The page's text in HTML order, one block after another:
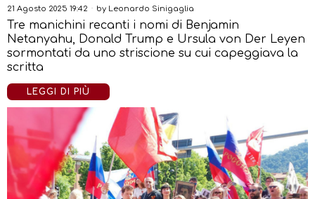
21 Agosto 2025 19:42 by Leonardo Sinigaglia
Tre manichini recanti i nomi di Benjamin
Netanyahu, Donald Trump e Ursula von Der Leyen
sormontati da uno striscione su cui capeggiava la
scritta
LEGGI DI PIÙ